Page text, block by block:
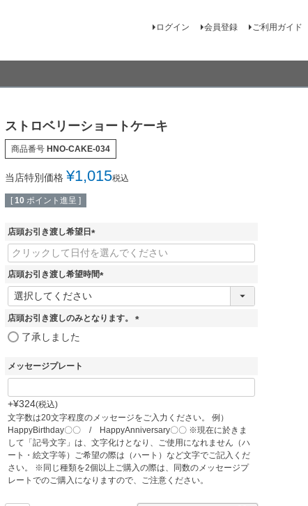
ログイン 会員登録 ご利用ガイド
ストロベリーショートケーキ
商品番号 HNO-CAKE-034
当店特別価格 ¥1,015税込
[ 10 ポイント進呈 ]
店頭お引き渡し希望日
(
必
須
)
店頭お引き渡し希望時間
(
須
店頭お引き渡しのみとなります。
了承しました
メッセージプレート
+¥324 税込
文字数は20文字程度のメッセージをご入力ください。 例）
HappyBirthday〇〇 / HappyAnniversary〇〇 ※現在に於きま
して「記号文字」は、文字化けとなり、ご使用になれません（ハ
ート・絵文字等）ご希望の際は（ハート）など文字でご記入くだ
さい。 ※同じ種類を2個以上ご購入の際は、同数のメッセージプ
レートでのご購入になりますので、ご注意ください。